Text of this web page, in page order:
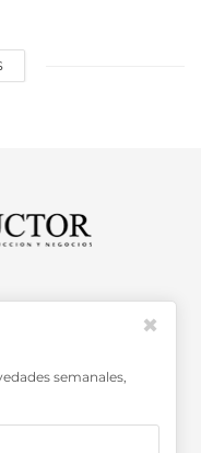
semanales,
✖